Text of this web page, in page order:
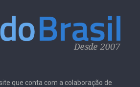
que conta com a colaboração de